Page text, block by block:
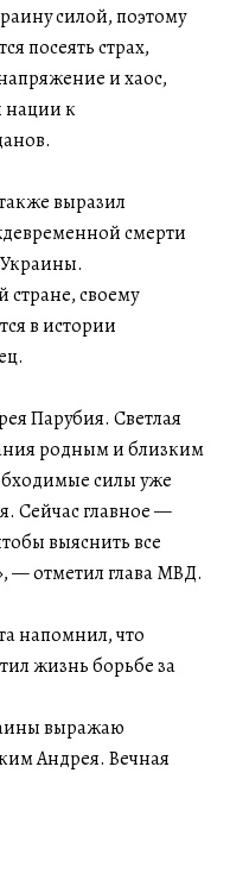
силой, поэтому
посеять страх,
и хаос,
нации к
выразил
смерти
своему
в истории
Парубия. Светлая
родным и близким
силы уже
Сейчас главное —
выяснить все
— отметил глава МВД.
напомнил, что
жизнь борьбе за
выражаю
Андрея. Вечная